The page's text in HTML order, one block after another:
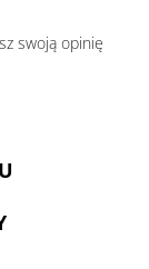
swoją opinię